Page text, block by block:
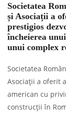
Societatea
și Asociații a
prestigios
încheierea
unui complex
Societatea
Asociații a oferit
american cu
construcții în